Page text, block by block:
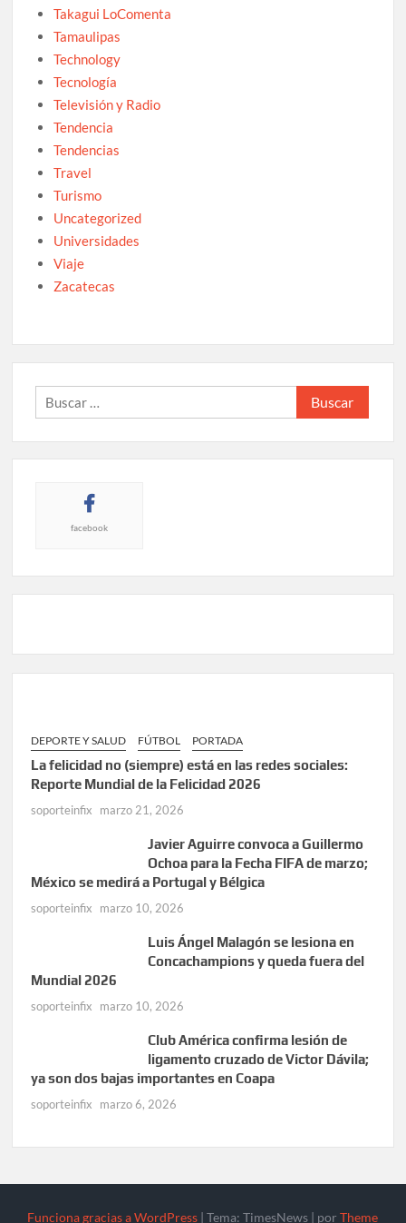
Takagui LoComenta
Tamaulipas
Technology
Tecnología
Televisión y Radio
Tendencia
Tendencias
Travel
Turismo
Uncategorized
Universidades
Viaje
Zacatecas
Buscar:
facebook
DEPORTE Y SALUD FÚTBOL PORTADA
La felicidad no (siempre) está en las redes sociales:
Reporte Mundial de la Felicidad 2026
soporteinfix marzo 21, 2026
Javier Aguirre convoca a Guillermo
Ochoa para la Fecha FIFA de marzo;
México se medirá a Portugal y Bélgica
soporteinfix marzo 10, 2026
Luis Ángel Malagón se lesiona en
Concachampions y queda fuera del
Mundial 2026
soporteinfix marzo 10, 2026
Club América confirma lesión de
ligamento cruzado de Victor Dávila;
ya son dos bajas importantes en Coapa
soporteinfix marzo 6, 2026
Funciona gracias a WordPress |Tema: TimesNews | porTheme